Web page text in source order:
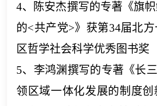
4、
陈安杰撰写的专著《旗
的<共产党>》获第34届北
区哲学社会科学优秀图书奖
5、 李鸿渊撰写的专著《长
领区域一体化发展的制度